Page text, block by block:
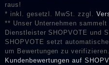
raus!
* inkl. gesetzl. MwSt. zzgl.
** Unser Unternehmen
Dienstleister SHOPVOTE und
SHOPVOTE setzt
um Bewertungen zu verifizieren.
Kundenbewertungen auf